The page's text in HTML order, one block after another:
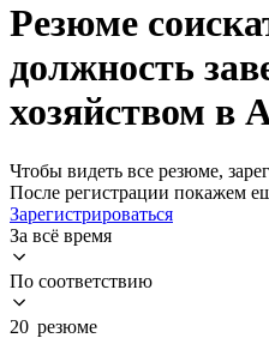
Резюме
должность
хозяйством в
Чтобы видеть все резюме,
После регистрации покажем
Зарегистрироваться
За всё время
По соответствию
20 резюме